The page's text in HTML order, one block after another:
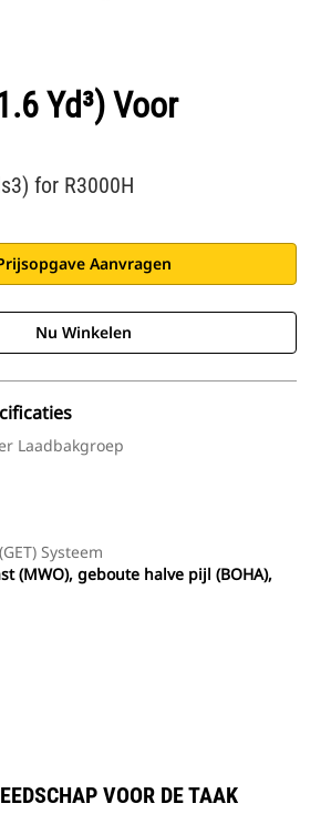
Yd³) Voor
for R3000H
Aanvragen
Nu Winkelen
Laadbakgroep
Systeem
(MWO), geboute halve pijl (BOHA),
VOOR DE TAAK